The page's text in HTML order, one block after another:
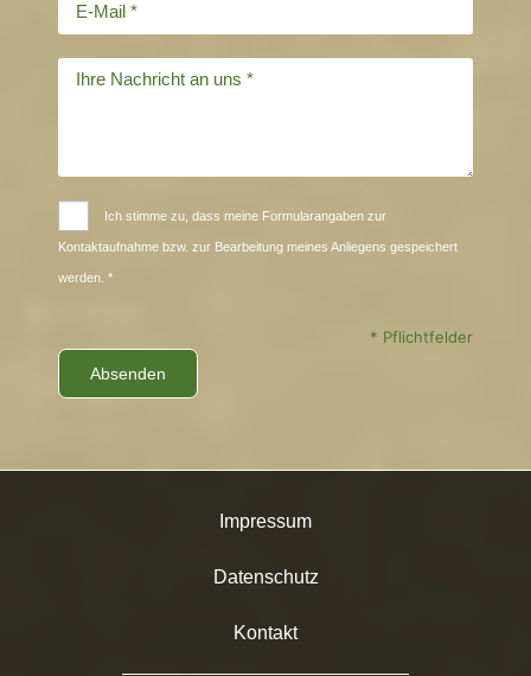
Ich stimme zu, dass meine Formularangaben zur
Kontaktaufnahme bzw. zur Bearbeitung meines Anliegens gespeichert
werden. *
* Pflichtfelder
Impressum
Datenschutz
Kontakt